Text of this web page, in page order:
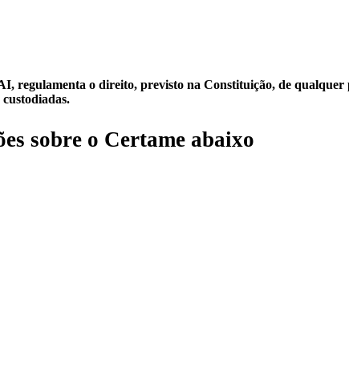
regulamenta o direito, previsto na Constituição, de qualquer
sobre o Certame abaixo